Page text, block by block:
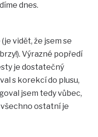
dnes.
vidět, že jsem se
Výrazné popředí
je dostatečný
s korekcí do plusu,
jsem tedy vůbec,
ostatní je